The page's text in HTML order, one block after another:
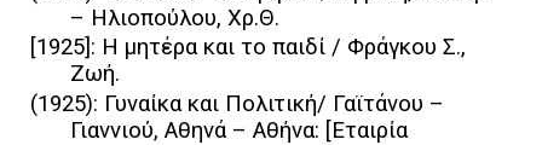
– Ηλιοπούλου, Χρ.Θ.
[1925]: Η μητέρα και το παιδί / Φράγκου Σ.,
Ζωή.
(1925): Γυναίκα και Πολιτική/ Γαϊτάνου –
Γιαννιού, Αθηνά – Αθήνα: [Εταιρία